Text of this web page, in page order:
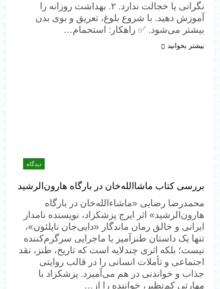
نگرانی یا خجالت ندارد. ۲. بهداشت روزانه را
آموزش دهید. با شروع بلوغ، تعریق و بوی بدن
بیشتر می‌شود. ✅ راهکار: استحمام…
بیشتر بخوانید
دیدگاه
بررسی کتاب ماشاالله‌خان در بارگاه هارون‌الرشید
محمدرضا رضایی «ماشاءالله‌خان در بارگاه
هارون‌الرشید» اثر ایرج پزشکزاد، نویسنده نامدار
ایرانی و خالق رمان ماندگار «دایی‌جان ناپلئون»،
تنها یک داستان طنزآمیز یا ماجرایی سرگرم‌کننده
نیست؛ بلکه اثری چندلایه است که تاریخ، طنز، نقد
اجتماعی و تأملات انسانی را در قالب روایتی
جذاب و خواندنی در هم می‌آمیزد. پزشکزاد با
مهارتی کم‌نظیر، خواننده را از…